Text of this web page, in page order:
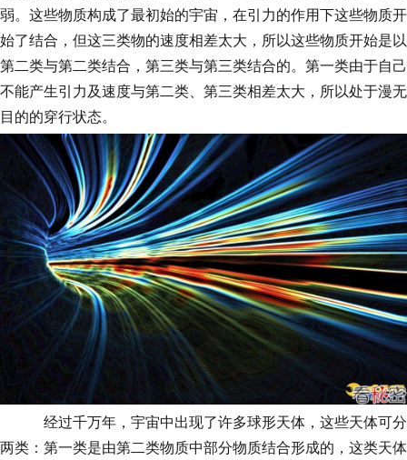
弱。这些物质构成了最初始的宇宙，在引力的作用下这些物质开
始了结合，但这三类物的速度相差太大，所以这些物质开始是以
第二类与第二类结合，第三类与第三类结合的。第一类由于自己
不能产生引力及速度与第二类、第三类相差太大，所以处于漫无
目的的穿行状态。
经过千万年，宇宙中出现了许多球形天体，这些天体可分
两类：第一类是由第二类物质中部分物质结合形成的，这类天体